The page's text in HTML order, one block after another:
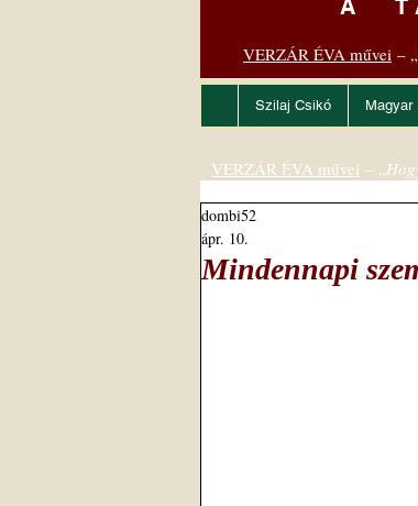
A
VERZÁR ÉVA művei – „
Szilaj Csikó Magyar
Mindennapi
dombi52
ápr. 10.
VERZÁR ÉVA művei – „